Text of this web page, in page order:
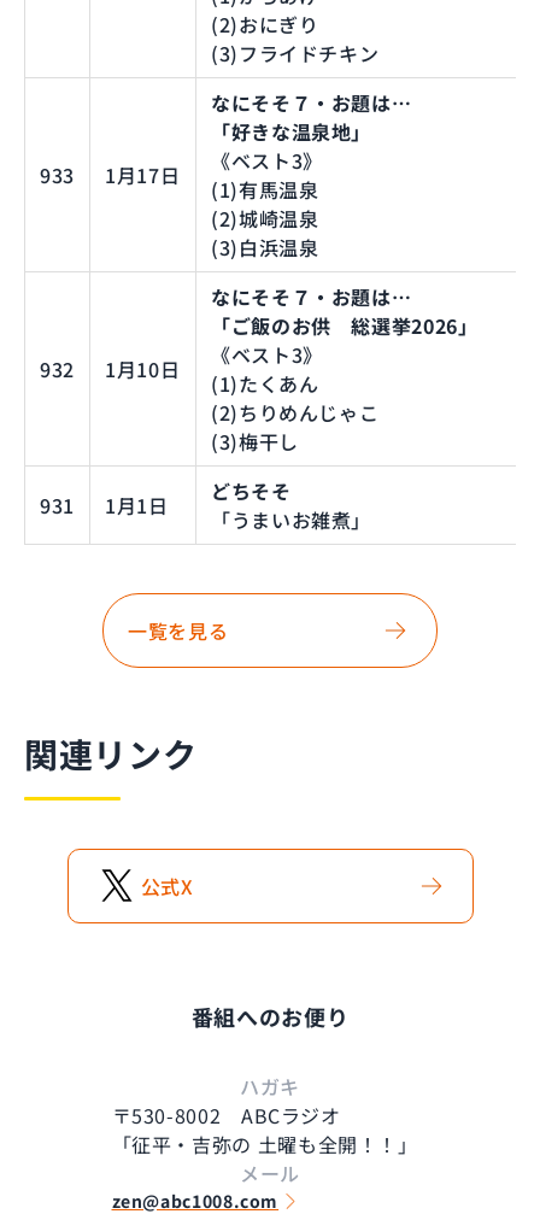
(2)おにぎり
(3)フライドチキン
933 1月17日
なにそそ７・お題は…
「好きな温泉地」
《ベスト3》
(1)有馬温泉
(2)城崎温泉
(3)白浜温泉
932 1月10日
なにそそ７・お題は…
「ご飯のお供 総選挙2026」
《ベスト3》
(1)たくあん
(2)ちりめんじゃこ
(3)梅干し
931 1月1日
どちそそ
「うまいお雑煮」
一覧を見る
関連リンク
公式X
番組へのお便り
ハガキ
〒530-8002 ABCラジオ
「征平・吉弥の 土曜も全開！！」
メール
zen@abc1008.com